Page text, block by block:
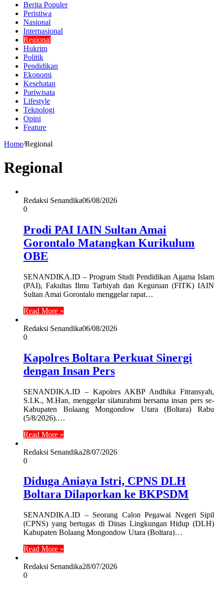
Berita Populer
Peristiwa
Nasional
Internasional
Regional
Hukrim
Politik
Pendidikan
Ekonomi
Kesehatan
Pariwisata
Lifestyle
Teknologi
Opini
Feature
Home/Regional
Regional
Redaksi Senandika06/08/2026
0
Prodi PAI IAIN Sultan Amai
Gorontalo Matangkan Kurikulum
OBE
SENANDIKA.ID – Program Studi Pendidikan Agama Islam
(PAI), Fakultas Ilmu Tarbiyah dan Keguruan (FITK) IAIN
Sultan Amai Gorontalo menggelar rapat…
Read More »
Redaksi Senandika06/08/2026
0
Kapolres Boltara Perkuat Sinergi
dengan Insan Pers
SENANDIKA.ID – Kapolres AKBP Andhika Fitransyah,
S.I.K., M.Han, menggelar silaturahmi bersama insan pers se-
Kabupaten Bolaang Mongondow Utara (Boltara) Rabu
(5/8/2026).…
Read More »
Redaksi Senandika28/07/2026
0
Diduga Aniaya Istri, CPNS DLH
Boltara Dilaporkan ke BKPSDM
SENANDIKA.ID – Seorang Calon Pegawai Negeri Sipil
(CPNS) yang bertugas di Dinas Lingkungan Hidup (DLH)
Kabupaten Bolaang Mongondow Utara (Boltara)…
Read More »
Redaksi Senandika28/07/2026
0